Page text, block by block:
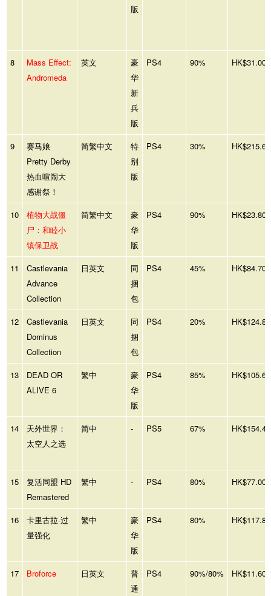
版
8
Mass Effect:
Andromeda
英文
豪
华
新
兵
版
PS4 90% HK$31.00
9
赛马娘
Pretty Derby
热血喧闹大
感谢祭！
简繁中文
特
别
版
PS4 30% HK$215.60
10
植物大战僵
尸：和睦小
镇保卫战
简繁中文
豪
华
版
PS4 90% HK$23.80
11
Castlevania
Advance
Collection
日英文
同
捆
包
PS4 45% HK$84.70
12
Castlevania
Dominus
Collection
日英文
同
捆
包
PS4 20% HK$124.80
13
DEAD OR
ALIVE 6
繁中
豪
华
版
PS4 85% HK$105.60
14
天外世界：
太空人之选
简中 - PS5 67% HK$154.44
15
复活同盟 HD
Remastered
繁中 - PS4 80% HK$77.00
16
卡里古拉·过
量强化
繁中
豪
华
版
PS4 80% HK$117.80
17 Broforce 日英文
普
通
PS4 90%/80% HK$11.60